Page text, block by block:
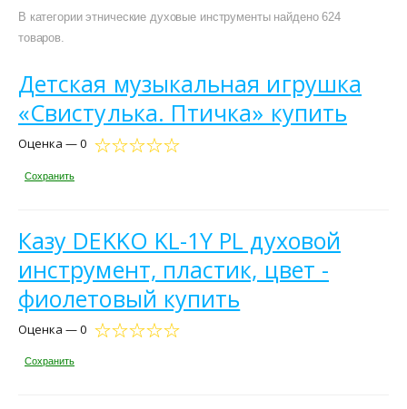
В категории этнические духовые инструменты найдено 624
товаров.
Детская музыкальная игрушка
«Свистулька. Птичка» купить
Оценка — 0
Сохранить
Казу DEKKO KL-1Y PL духовой
инструмент, пластик, цвет -
фиолетовый купить
Оценка — 0
Сохранить